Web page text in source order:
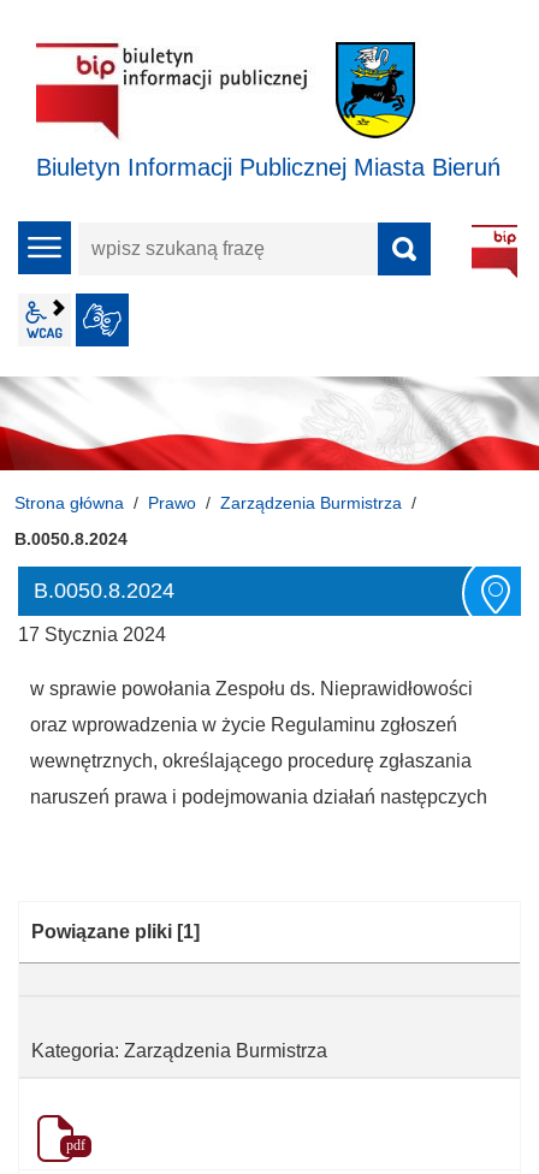
Biuletyn Informacji Publicznej Miasta Bieruń
menu
wpisz
frazę
wcag2.1
Strona główna Prawo
Zarządzenia Burmistrza
B.0050.8.2024
B.0050.8.2024
17 Stycznia 2024
w sprawie powołania Zespołu ds. Nieprawidłowości
oraz wprowadzenia w życie Regulaminu zgłoszeń
wewnętrznych, określającego procedurę zgłaszania
naruszeń prawa i podejmowania działań następczych
Kategoria:
Powiązane pliki [1]
Kategoria: Zarządzenia Burmistrza
pdf